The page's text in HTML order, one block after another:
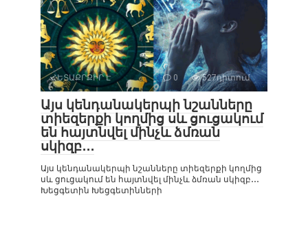
ՀԵՏԱՔՐՔԻՐ Է 0 527դիտում
Այս կենդանակերպի նշանները
տիեզերքի կողմից սև ցուցակում
են հայտնվել մինչև ձմռան
սկիզբ․․․
Այս կենդանակերպի նշանները տիեզերքի կողմից
սև ցուցակում են հայտնվել մինչև ձմռան սկիզբ․․․
Խեցգետին Խեցգետինների